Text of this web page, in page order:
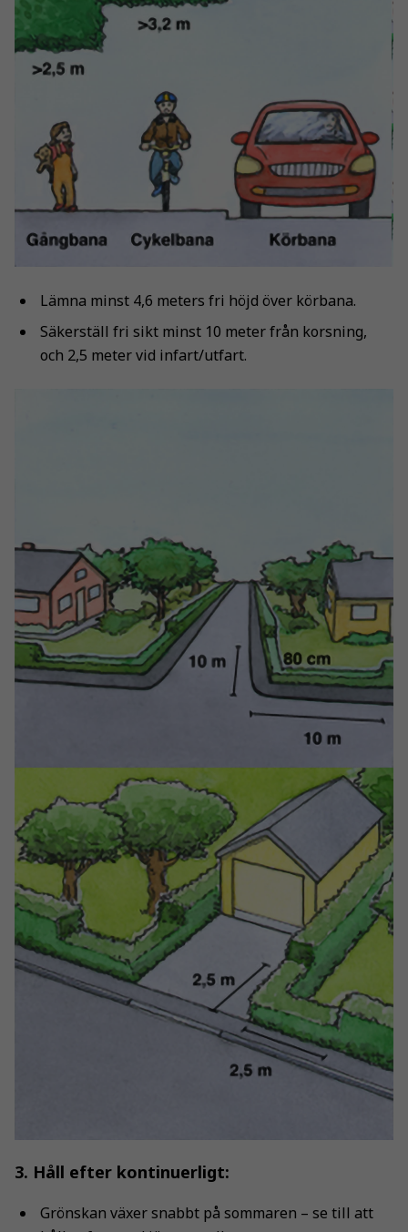
Lämna minst 4,6 meters fri höjd över körbana.
Säkerställ fri sikt minst 10 meter från korsning,
och 2,5 meter vid infart/utfart.
3. Håll efter kontinuerligt:
Grönskan växer snabbt på sommaren – se till att